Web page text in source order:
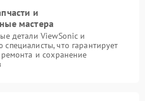
и
мастера
детали ViewSonic и
что гарантирует
и сохранение